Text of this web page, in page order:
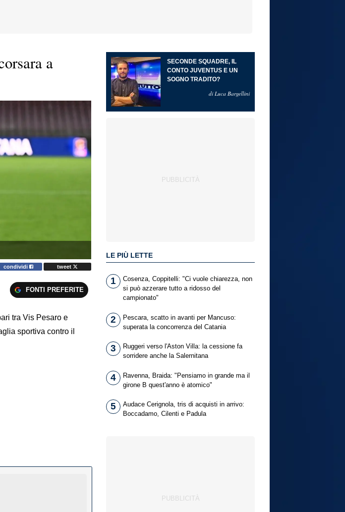
a
condividi tweet
FONTI PREFERITE
tra Vis Pesaro e
sportiva contro il
SECONDE SQUADRE, IL
CONTO JUVENTUS E UN
SOGNO TRADITO?
di Luca Bargellini
LE PIÙ LETTE
1
Cosenza, Coppitelli: "Ci vuole chiarezza, non
si può azzerare tutto a ridosso del
campionato"
2
Pescara, scatto in avanti per Mancuso:
superata la concorrenza del Catania
3
Ruggeri verso l'Aston Villa: la cessione fa
sorridere anche la Salernitana
4
Ravenna, Braida: "Pensiamo in grande ma il
girone B quest'anno è atomico"
5
Audace Cerignola, tris di acquisti in arrivo:
Boccadamo, Cilenti e Padula